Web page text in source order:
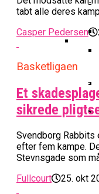
tabt alle deres
Casper Pedersen
Basketligaen
Et
sikrede
Svendborg
efter fem kampe.
Stevnsgade som
Fullcourt
25. okt